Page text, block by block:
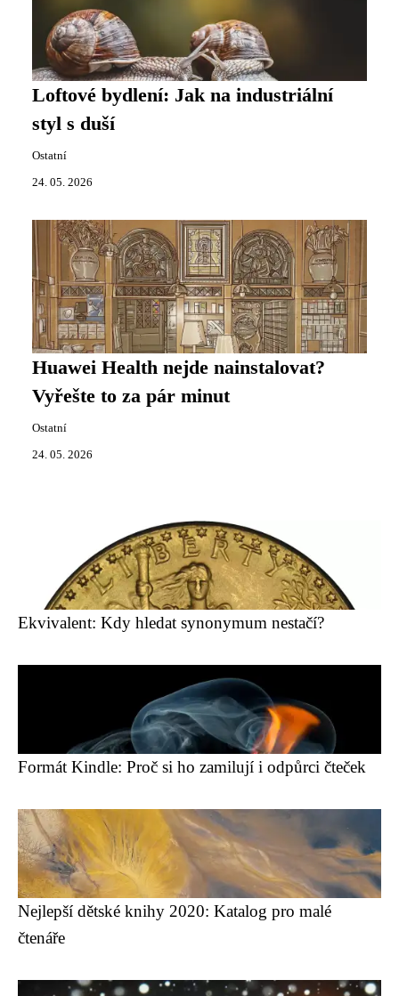
Loftové bydlení: Jak na industriální
styl s duší
Ostatní
24. 05. 2026
Huawei Health nejde nainstalovat?
Vyřešte to za pár minut
Ostatní
24. 05. 2026
Ekvivalent: Kdy hledat synonymum nestačí?
Formát Kindle: Proč si ho zamilují i odpůrci čteček
Nejlepší dětské knihy 2020: Katalog pro malé
čtenáře